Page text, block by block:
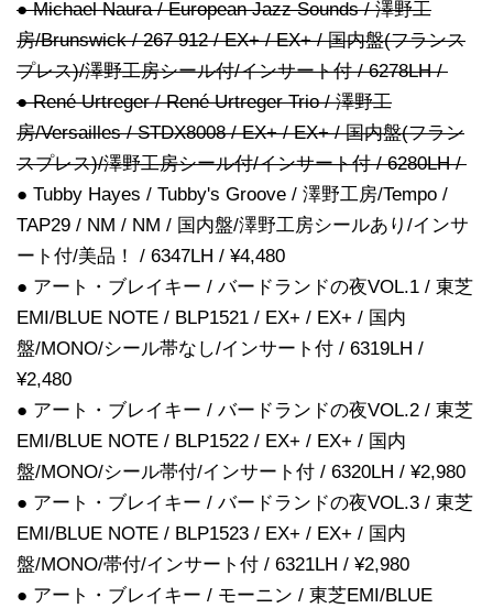
● Michael Naura / European Jazz Sounds / 澤野工
房/Brunswick / 267 912 / EX+ / EX+ / 国内盤(フランス
プレス)/澤野工房シール付/インサート付 / 6278LH /
● René Urtreger / René Urtreger Trio / 澤野工
房/Versailles / STDX8008 / EX+ / EX+ / 国内盤(フラン
スプレス)/澤野工房シール付/インサート付 / 6280LH /
● Tubby Hayes / Tubby's Groove / 澤野工房/Tempo /
TAP29 / NM / NM / 国内盤/澤野工房シールあり/インサ
ート付/美品！ / 6347LH / ¥4,480
● アート・ブレイキー / バードランドの夜VOL.1 / 東芝
EMI/BLUE NOTE / BLP1521 / EX+ / EX+ / 国内
盤/MONO/シール帯なし/インサート付 / 6319LH /
¥2,480
● アート・ブレイキー / バードランドの夜VOL.2 / 東芝
EMI/BLUE NOTE / BLP1522 / EX+ / EX+ / 国内
盤/MONO/シール帯付/インサート付 / 6320LH / ¥2,980
● アート・ブレイキー / バードランドの夜VOL.3 / 東芝
EMI/BLUE NOTE / BLP1523 / EX+ / EX+ / 国内
盤/MONO/帯付/インサート付 / 6321LH / ¥2,980
● アート・ブレイキー / モーニン / 東芝EMI/BLUE